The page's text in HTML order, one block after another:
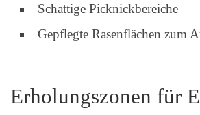
Schattige Picknickbereiche
Gepflegte Rasenflächen zum
Erholungszonen für